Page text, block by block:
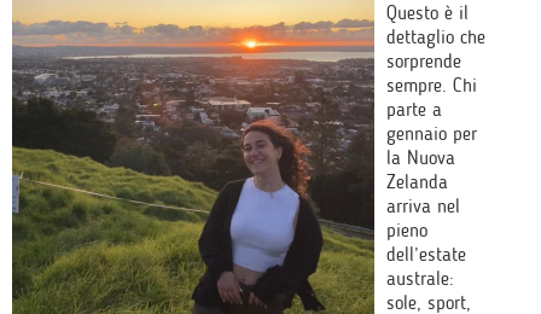
Questo è il
dettaglio che
sorprende
sempre. Chi
parte a
gennaio per
la Nuova
Zelanda
arriva nel
pieno
dell’estate
australe:
sole, sport,